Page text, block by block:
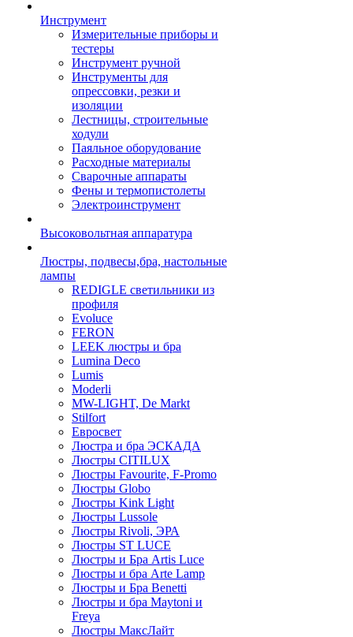
Инструмент
Измерительные приборы и
тестеры
Инструмент ручной
Инструменты для
опрессовки, резки и
изоляции
Лестницы, строительные
ходули
Паяльное оборудование
Расходные материалы
Сварочные аппараты
Фены и термопистолеты
Электроинструмент
Высоковольтная аппаратура
Люстры, подвесы,бра, настольные
лампы
REDIGLE светильники из
профиля
Evoluce
FERON
LEEK люстры и бра
Lumina Deco
Lumis
Moderli
MW-LIGHT, De Markt
Stilfort
Евросвет
Люстра и бра ЭСКАДА
Люстры CITILUX
Люстры Favourite, F-Promo
Люстры Globo
Люстры Kink Light
Люстры Lussole
Люстры Rivoli, ЭРА
Люстры ST LUCE
Люстры и Бра Artis Luce
Люстры и бра Arte Lamp
Люстры и Бра Benetti
Люстры и бра Maytoni и
Freya
Люстры МаксЛайт